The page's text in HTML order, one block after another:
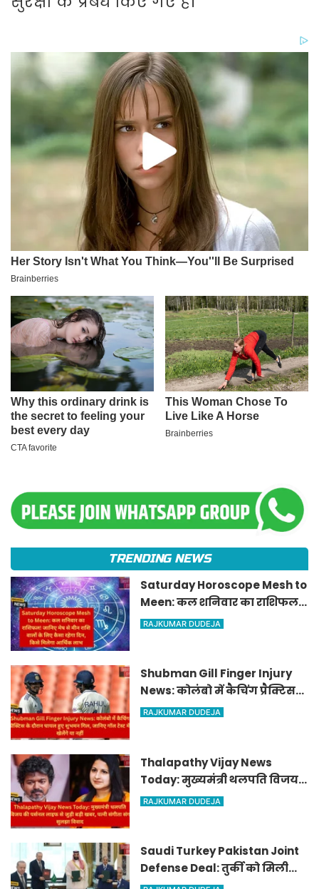
TRENDING NEWS
Saturday Horoscope Mesh to
Meen: कल शनिवार का राशिफल!
जानिए मेष से मीन राशि वालों के
RAJKUMAR DUDEJA
Shubman Gill Finger Injury
News: कोलंबो में कैचिंग प्रैक्टिस
के दौरान घायल हुए शुभमन गिल,
RAJKUMAR DUDEJA
Thalapathy Vijay News
Today: मुख्यमंत्री थलपति विजय
की पर्सनल लाइफ से जुड़ी बड़ी खबर,
RAJKUMAR DUDEJA
Saudi Turkey Pakistan Joint
Defense Deal: तुर्की को मिली
परमाणु छतरी! जानिए पाकिस्तान,